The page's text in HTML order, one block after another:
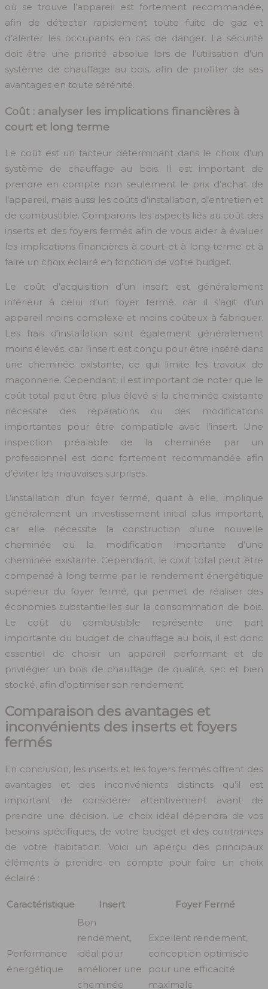
où se trouve l’appareil est fortement recommandée,
afin de détecter rapidement toute fuite de gaz et
d’alerter les occupants en cas de danger. La sécurité
doit être une priorité absolue lors de l’utilisation d’un
système de chauffage au bois, afin de profiter de ses
avantages en toute sérénité.
Coût : analyser les implications financières à
court et long terme
Le coût est un facteur déterminant dans le choix d’un
système de chauffage au bois. Il est important de
prendre en compte non seulement le prix d’achat de
l’appareil, mais aussi les coûts d’installation, d’entretien et
de combustible. Comparons les aspects liés au coût des
inserts et des foyers fermés afin de vous aider à évaluer
les implications financières à court et à long terme et à
faire un choix éclairé en fonction de votre budget.
Le coût d’acquisition d’un insert est généralement
inférieur à celui d’un foyer fermé, car il s’agit d’un
appareil moins complexe et moins coûteux à fabriquer.
Les frais d’installation sont également généralement
moins élevés, car l’insert est conçu pour être inséré dans
une cheminée existante, ce qui limite les travaux de
maçonnerie. Cependant, il est important de noter que le
coût total peut être plus élevé si la cheminée existante
nécessite des réparations ou des modifications
importantes pour être compatible avec l’insert. Une
inspection préalable de la cheminée par un
professionnel est donc fortement recommandée afin
d’éviter les mauvaises surprises.
L’installation d’un foyer fermé, quant à elle, implique
généralement un investissement initial plus important,
car elle nécessite la construction d’une nouvelle
cheminée ou la modification importante d’une
cheminée existante. Cependant, le coût total peut être
compensé à long terme par le rendement énergétique
supérieur du foyer fermé, qui permet de réaliser des
économies substantielles sur la consommation de bois.
Le coût du combustible représente une part
importante du budget de chauffage au bois, il est donc
essentiel de choisir un appareil performant et de
privilégier un bois de chauffage de qualité, sec et bien
stocké, afin d’optimiser son rendement.
Comparaison des avantages et
inconvénients des inserts et foyers
fermés
En conclusion, les inserts et les foyers fermés offrent des
avantages et des inconvénients distincts qu’il est
important de considérer attentivement avant de
prendre une décision. Le choix idéal dépendra de vos
besoins spécifiques, de votre budget et des contraintes
de votre habitation. Voici un aperçu des principaux
éléments à prendre en compte pour faire un choix
éclairé :
Caractéristique Insert Foyer Fermé
Performance
énergétique
Bon
rendement,
idéal pour
améliorer une
cheminée
Excellent rendement,
conception optimisée
pour une efficacité
maximale